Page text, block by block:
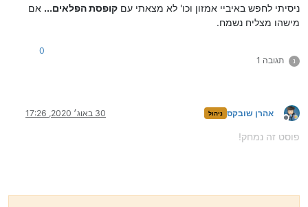
ניסיתי לחפש באיביי אמזון וכו' לא מצאתי עם קופסת הפלאים... אם
מישהו מצליח נשמח.
נ תגובה 1
0
מנותק
אהרן שובקס ניהול 30 באוג׳ 2020, 17:26
פוסט זה נמחק!